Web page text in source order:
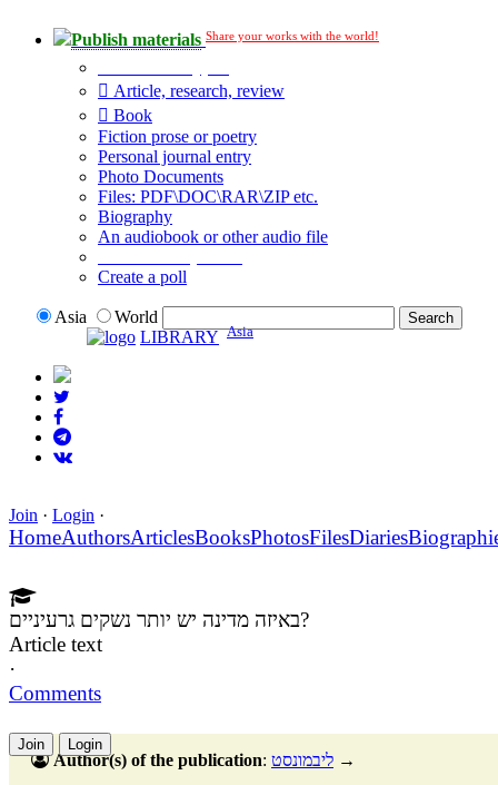
Publish materials Share your works with the world!
Article, research, review
Book
Fiction prose or poetry
Personal journal entry
Photo Documents
Files: PDF\DOC\RAR\ZIP etc.
Biography
An audiobook or other audio file
Create a poll
Asia
World
LIBRARY Asia
Join · Login ·
HomeAuthorsArticlesBooksPhotosFilesDiaries
באיזה מדינה יש יותר נשקים גרעיניים?
Article text
·
Comments
Join Login
Author(s) of the publication: ליבמונסט →